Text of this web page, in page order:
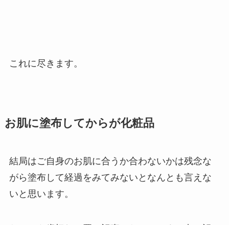
これに尽きます。
お肌に塗布してからが化粧品
結局はご自身のお肌に合うか合わないかは残念な
がら塗布して経過をみてみないとなんとも言えな
いと思います。